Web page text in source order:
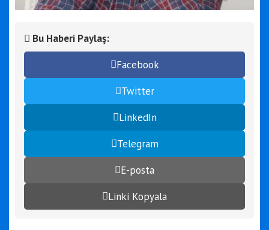
Bu Haberi Paylaş:
Facebook
Twitter
LinkedIn
Telegram
E-posta
Linki Kopyala